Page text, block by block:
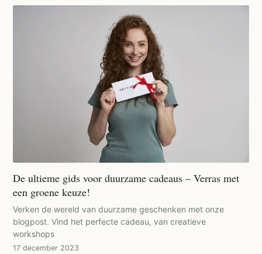
De ultieme gids voor duurzame cadeaus – Verras met
een groene keuze!
Verken de wereld van duurzame geschenken met onze
blogpost. Vind het perfecte cadeau, van creatieve
workshops
17 december 2023